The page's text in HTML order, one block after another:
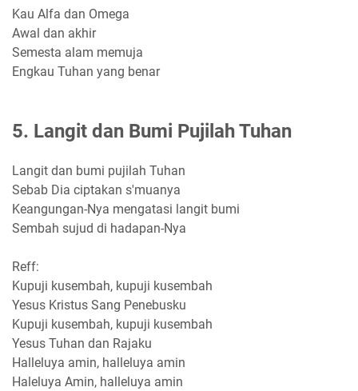
Kau Alfa dan Omega
Awal dan akhir
Semesta alam memuja
Engkau Tuhan yang benar
5. Langit dan Bumi Pujilah Tuhan
Langit dan bumi pujilah Tuhan
Sebab Dia ciptakan s'muanya
Keangungan-Nya mengatasi langit bumi
Sembah sujud di hadapan-Nya
Reff:
Kupuji kusembah, kupuji kusembah
Yesus Kristus Sang Penebusku
Kupuji kusembah, kupuji kusembah
Yesus Tuhan dan Rajaku
Halleluya amin, halleluya amin
Haleluya Amin, halleluya amin